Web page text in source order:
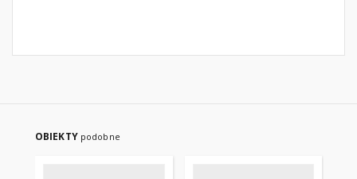
OBIEKTY podobne